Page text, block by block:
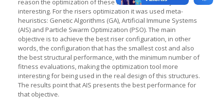
reason the optimization of these structures are very
interesting. For the risers optimization it was used meta-
heuristics: Genetic Algorithms (GA), Artificial Immune Systems
(AIS) and Particle Swarm Optimization (PSO). The main
objective is to achieve the best riser configuration, in other
words, the configuration that has the smallest cost and also
the best structural performance, with the minimum number of
fitness evaluations, making the optimization tool more
interesting for being used in the real design of this structures.
The results point that AIS presents the best performance for
that objective.